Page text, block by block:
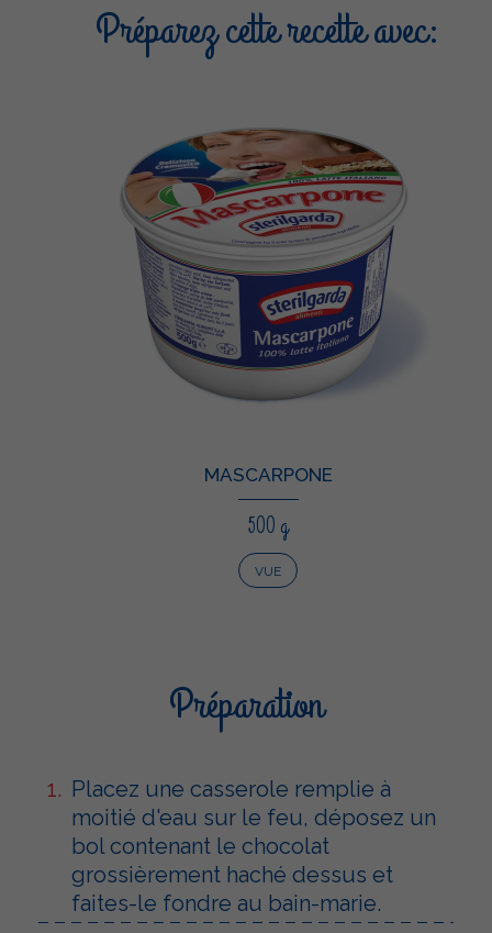
Préparez cette recette avec:
MASCARPONE
500 g
VUE
Préparation
Placez une casserole remplie à
moitié d'eau sur le feu, déposez un
bol contenant le chocolat
grossièrement haché dessus et
faites-le fondre au bain-marie.